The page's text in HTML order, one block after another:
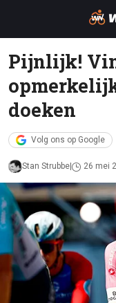
Pijnlijk!
doeken
Volg ons op Google
Stan Strubbe 26 mei